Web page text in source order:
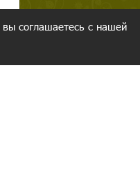
вы соглашаетесь с нашей